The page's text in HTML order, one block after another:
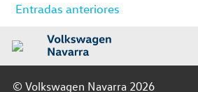
Navegación
entradas
Entradas anteriores
© Volkswagen Navarra 2026